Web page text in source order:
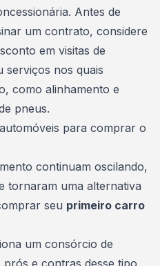
Antes de
um contrato, considere
em visitas de
serviços nos quais
como alinhamento e
pneus.
para comprar o
continuam oscilando,
tornaram uma alternativa
seu primeiro carro
um consórcio de
prós e contras desse tipo